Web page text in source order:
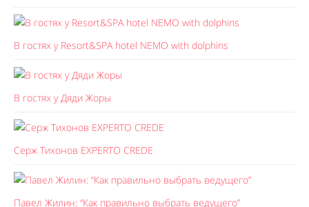
В гостях у Resort&SPA hotel NEMO with dolphins
В гостях у Дяди Жоры
Серж Тихонов EXPERTO CREDE
Павел Жилин: “Как правильно выбрать ведущего”